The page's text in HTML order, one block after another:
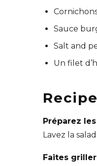
Sauce
Salt and
Un filet
Recipe
Préparez
Lavez la
Faites